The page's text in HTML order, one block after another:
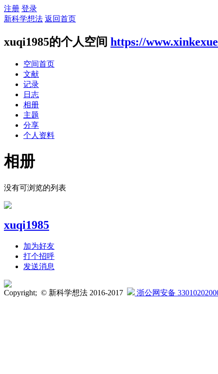
注册 登录
新科学想法 返回首页
xuqi1985的个人空间 https://
空间首页
文献
记录
日志
相册
主题
分享
个人资料
相册
没有可浏览的列表
xuqi1985
加为好友
打个招呼
发送消息
Copyright; © 新科学想法 2016-2017 浙公网安备